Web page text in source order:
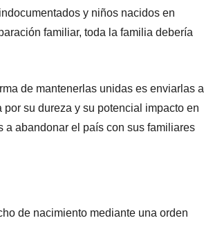
y niños nacidos en
familiar, toda la familia debería
de mantenerlas unidas es enviarlas a
su dureza y su potencial impacto en
abandonar el país con sus familiares
de nacimiento mediante una orden